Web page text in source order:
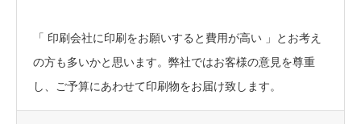
「 印刷会社に印刷をお願いすると費用が高い 」とお考え
の方も多いかと思います。弊社ではお客様の意見を尊重
し、ご予算にあわせて印刷物をお届け致します。